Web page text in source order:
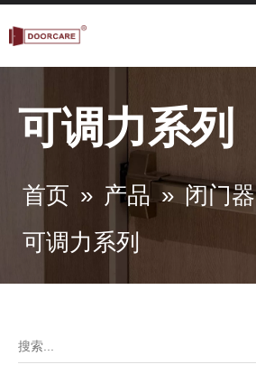
可调力系列
首页 » 产品 »闭门器
可调力系列